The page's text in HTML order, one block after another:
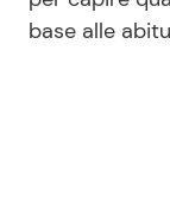
base alle